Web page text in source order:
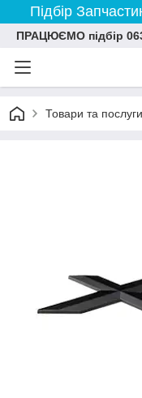
Підбір
ПРАЦЮЄМО підбір
Товари та послуги